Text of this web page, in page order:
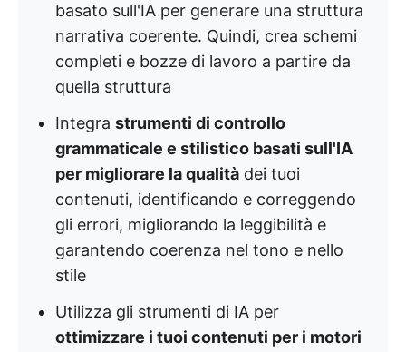
basato sull'IA per generare una struttura
narrativa coerente. Quindi, crea schemi
completi e bozze di lavoro a partire da
quella struttura
Integra strumenti di controllo
grammaticale e stilistico basati sull'IA
per migliorare la qualità dei tuoi
contenuti, identificando e correggendo
gli errori, migliorando la leggibilità e
garantendo coerenza nel tono e nello
stile
Utilizza gli strumenti di IA per
ottimizzare i tuoi contenuti per i motori